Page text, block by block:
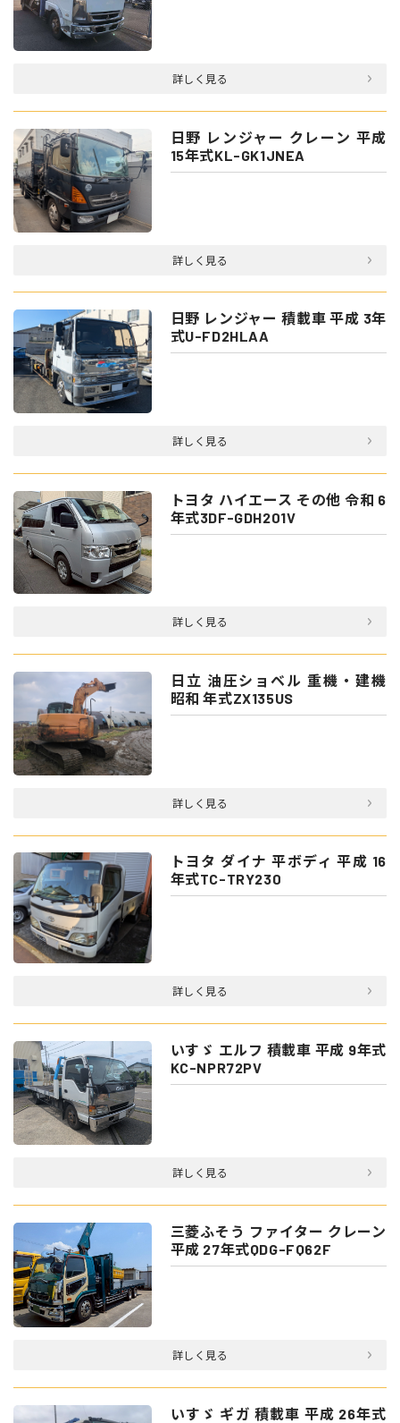
詳しく見る
日野 レンジャー クレーン 平成
15年式KL-GK1JNEA
詳しく見る
日野 レンジャー 積載車 平成 3年
式U-FD2HLAA
詳しく見る
トヨタ ハイエース その他 令和 6
年式3DF-GDH201V
詳しく見る
日立 油圧ショベル 重機・建機
昭和 年式ZX135US
詳しく見る
トヨタ ダイナ 平ボディ 平成 16
年式TC-TRY230
詳しく見る
いすゞ エルフ 積載車 平成 9年式
KC-NPR72PV
詳しく見る
三菱ふそう ファイター クレーン
平成 27年式QDG-FQ62F
詳しく見る
いすゞ ギガ 積載車 平成 26年式